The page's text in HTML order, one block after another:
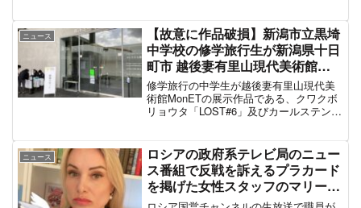
た、各地で蒸し暑さが続くため、熱中症
にもお気をつけください...
ニュース
【故意に作品破損】新潟市立黒埼
中学校の修学旅行生が新潟県十日
町市 越後妻有里山現代美術館
MonETの展示作品、クワクボリ
ョウタ「LOST#6」及びカールス
テン・ニコライ「Wellenwanne
公開になった作品について
修学旅行の中学生が越後妻有里山現代美
術館MonETの展示作品である、クワクボ
リョウタ「LOST#6」及びカールステン・
MonETの展示作品である、クワクボリ
ョ...
ニュース
ロシアの政府系テレビ局のニュー
ス番組で反戦を訴えるプラカード
を掲げた女性スタッフのマリー
ナ・オフシャニコワさんが14時間